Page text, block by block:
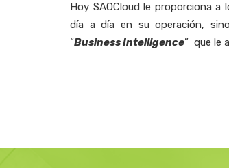
Hoy SAOCloud le proporciona
día a día en su operación,
“Business Intelligence” que le